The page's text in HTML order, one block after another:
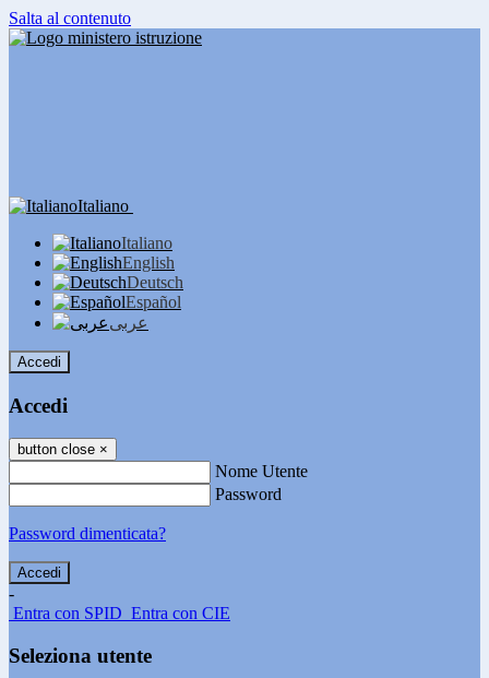
Salta al contenuto
Italiano
Italiano
English
Deutsch
Español
عربى
Accedi
Accedi
button close ×
Nome Utente
Password
Password dimenticata?
-
Entra con SPID Entra con CIE
Seleziona utente